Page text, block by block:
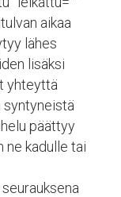
aikaa
lähes
lisäksi
yhteyttä
syntyneistä
päättyy
ne kadulle tai